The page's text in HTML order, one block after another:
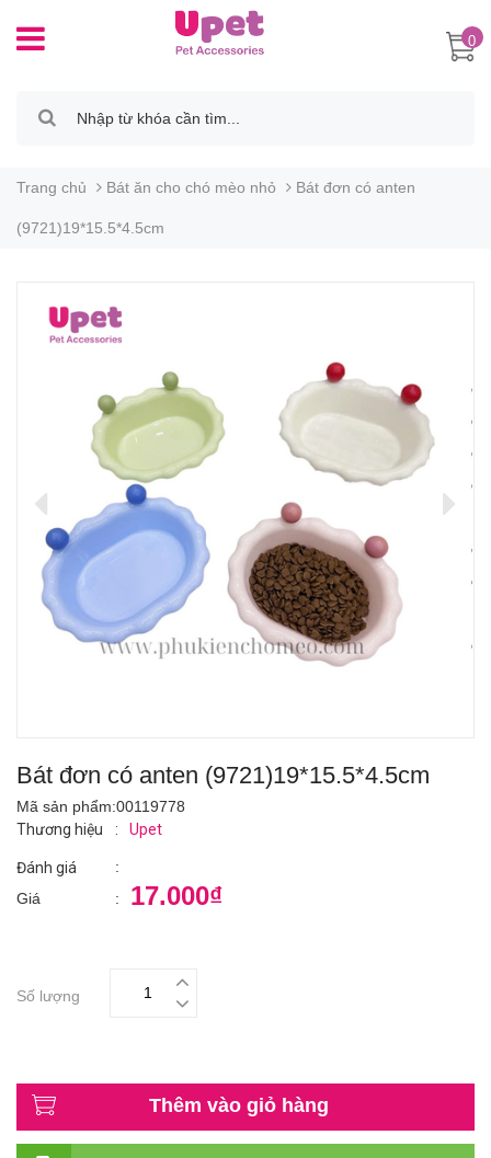
0
Trang chủ Bát ăn cho chó mèo nhỏ Bát đơn có anten
(9721)19*15.5*4.5cm
Bát đơn có anten (9721)19*15.5*4.5cm
Mã sản phẩm:00119778
Thương hiệu
: Upet
Đánh giá
:
Giá
: 17.000₫
Số lượng
Thêm vào giỏ hàng